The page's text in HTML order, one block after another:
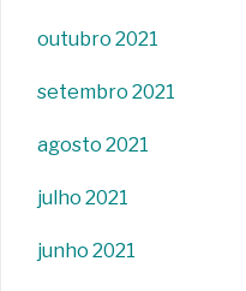
outubro 2021
setembro 2021
agosto 2021
julho 2021
junho 2021